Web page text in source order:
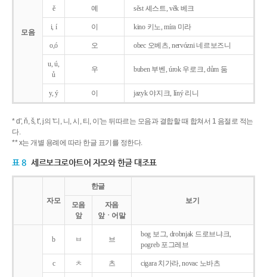
모음
ě 예 sěst 셰스트, věk 베크
i, í 이 kino 키노, míra 미라
o,ó 오 obec 오베츠, nervózni 네르보즈니
u, ú,
ů
우 buben 부벤, úrok 우로크, dům 둠
y, ý 이 jazyk야지크, líný 리니
* d', ň, š, t', j의 '디, 니, 시, 티, 이'는 뒤따르는 모음과 결합할 때 합쳐서 1 음절로 적는
다.
** x는 개별 용례에 따라 한글 표기를 정한다.
표 8 세르보크로아트어 자모와 한글 대조표
자모
한글
보기
모음
앞
자음
앞ㆍ어말
b ㅂ 브
bog 보그, drobnjak 드로브냐크,
pogreb 포그레브
c ㅊ 츠 cigara 치가라, novac 노바츠